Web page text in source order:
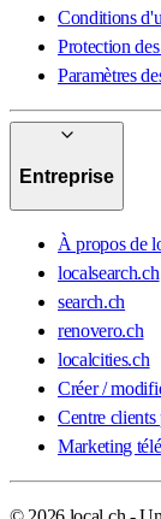
Conditions
Protection
Paramètres
Entreprise
À propos de
localsearch.ch
search.ch
renovero.ch
localcities.ch
Créer /
Centre
Marketing